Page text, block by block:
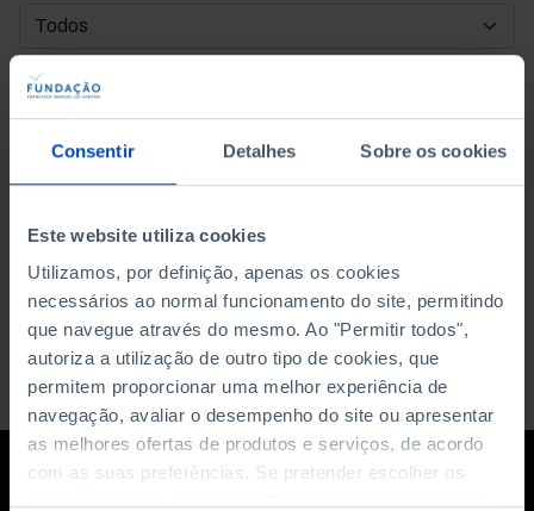
Consentir Detalhes Sobre os cookies
Este website utiliza cookies
Utilizamos, por definição, apenas os cookies
necessários ao normal funcionamento do site, permitindo
que navegue através do mesmo. Ao "Permitir todos",
autoriza a utilização de outro tipo de cookies, que
permitem proporcionar uma melhor experiência de
navegação, avaliar o desempenho do site ou apresentar
as melhores ofertas de produtos e serviços, de acordo
com as suas preferências. Se pretender escolher os
DATA DE INÍCIO
DATA DE FIM